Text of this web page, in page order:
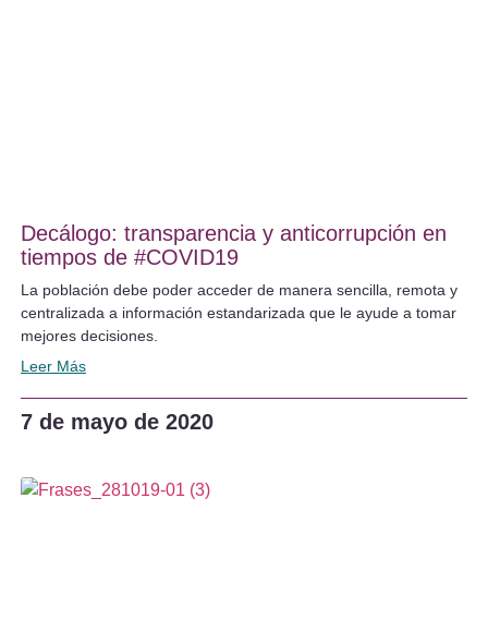
Decálogo: transparencia y anticorrupción en
tiempos de #COVID19
La población debe poder acceder de manera sencilla, remota y
centralizada a información estandarizada que le ayude a tomar
mejores decisiones.
Leer Más
7 de mayo de 2020